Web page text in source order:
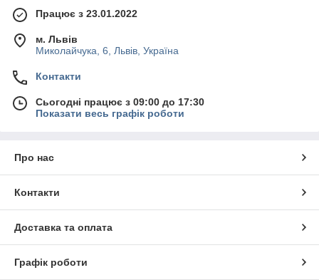
Працює з 23.01.2022
м. Львів
Миколайчука, 6, Львів, Україна
Контакти
Сьогодні працює з 09:00 до 17:30
Показати весь графік роботи
Про нас
Контакти
Доставка та оплата
Графік роботи